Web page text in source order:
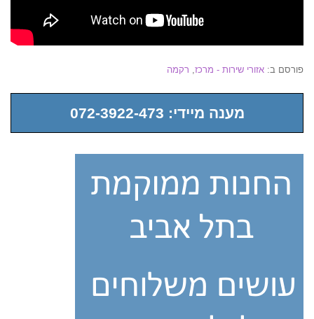
פורסם ב: אזורי שירות - מרכז רקמה
מענה מיידי: 072-3922-473